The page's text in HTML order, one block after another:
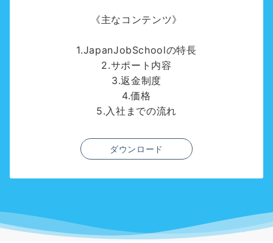
《主なコンテンツ》
1.JapanJobSchoolの特長
2.サポート内容
3.返金制度
4.価格
5.入社までの流れ
ダウンロード